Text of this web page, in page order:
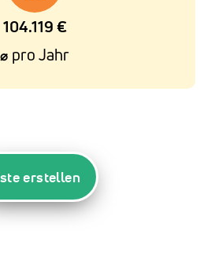
104.119 €
⌀ pro Jahr
erstellen